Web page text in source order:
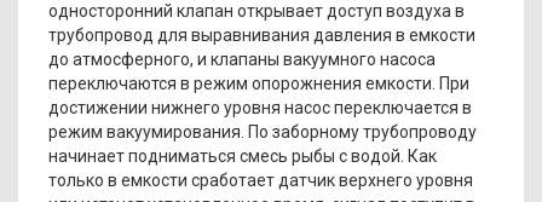
односторонний клапан открывает доступ воздуха в
трубопровод для выравнивания давления в емкости
до атмосферного, и клапаны вакуумного насоса
переключаются в режим опорожнения емкости. При
достижении нижнего уровня насос переключается в
режим вакуумирования. По заборному трубопроводу
начинает подниматься смесь рыбы с водой. Как
только в емкости сработает датчик верхнего уровня